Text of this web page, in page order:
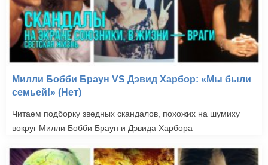
Милли Бобби Браун VS Дэвид Харбор: «Мы были
семьей!» (Нет)
Читаем подборку зведных скандалов, похожих на шумиху
вокруг Милли Бобби Браун и Дэвида Харбора